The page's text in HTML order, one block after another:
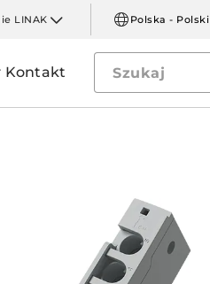
LINAK Polska - Polski
Kontakt